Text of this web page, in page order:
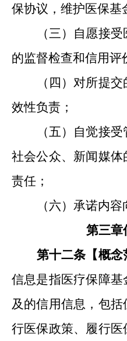
保协议，维护医保基
（三）自愿接
的监督检查和信用评
（四）对所提
效性负责；
（五）自觉接
社会公众、新闻媒体
责任；
（六）承诺内容
第三章
第十二条【概念
信息是指医疗保障基
及的信用信息，包
行医保政策、履行